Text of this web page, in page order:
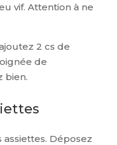
vif. Attention à ne
2 cs de
de
bien.
Déposez